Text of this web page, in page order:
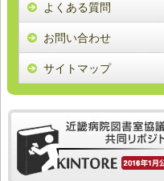
よくある質問
お問い合わせ
サイトマップ